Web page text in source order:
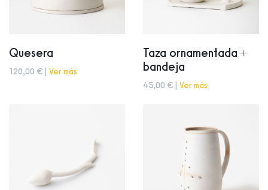
Quesera
120,00 € | Ver más
Taza ornamentada +
bandeja
45,00 € | Ver más